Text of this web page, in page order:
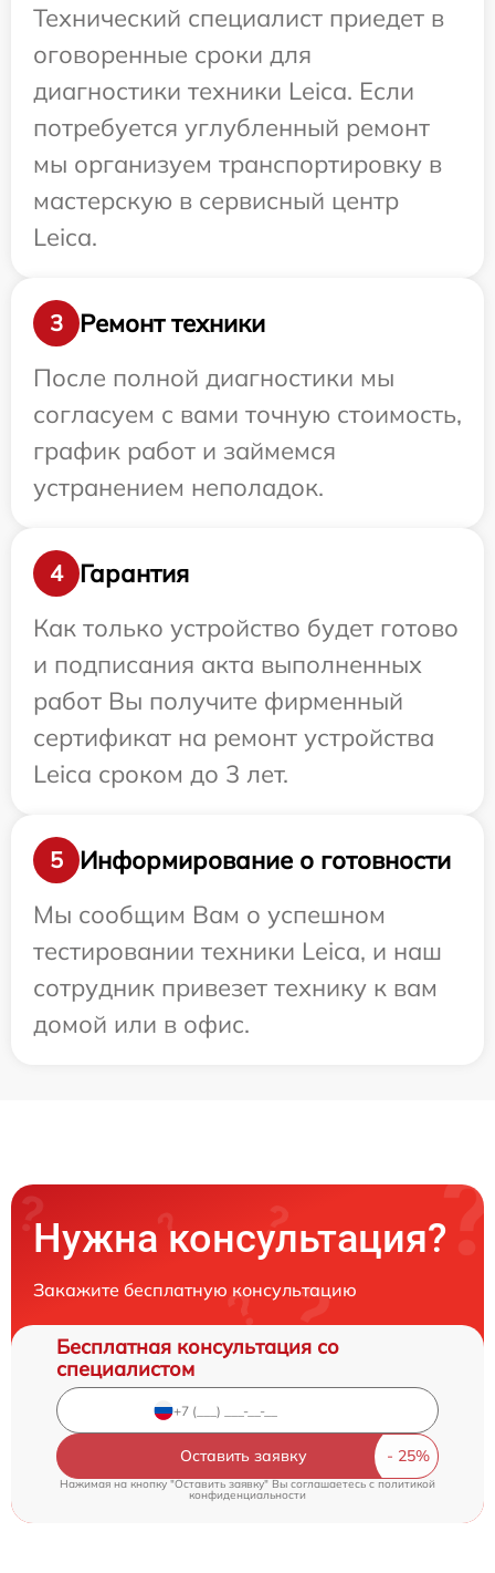
Технический специалист приедет в
оговоренные сроки для
диагностики техники Leica. Если
потребуется углубленный ремонт
мы организуем транспортировку в
мастерскую в сервисный центр
Leica.
3
Ремонт техники
После полной диагностики мы
согласуем с вами точную стоимость,
график работ и займемся
устранением неполадок.
4
Гарантия
Как только устройство будет готово
и подписания акта выполненных
работ Вы получите фирменный
сертификат на ремонт устройства
Leica сроком до 3 лет.
5
Информирование о готовности
Мы сообщим Вам о успешном
тестировании техники Leica, и наш
сотрудник привезет технику к вам
домой или в офис.
Нужна консультация?
Закажите бесплатную консультацию
Бесплатная консультация со
специалистом
Оставить заявку
Нажимая на кнопку "Оставить заявку" Вы соглашаетесь cполитикой
конфиденциальности